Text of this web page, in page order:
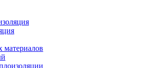
материалов